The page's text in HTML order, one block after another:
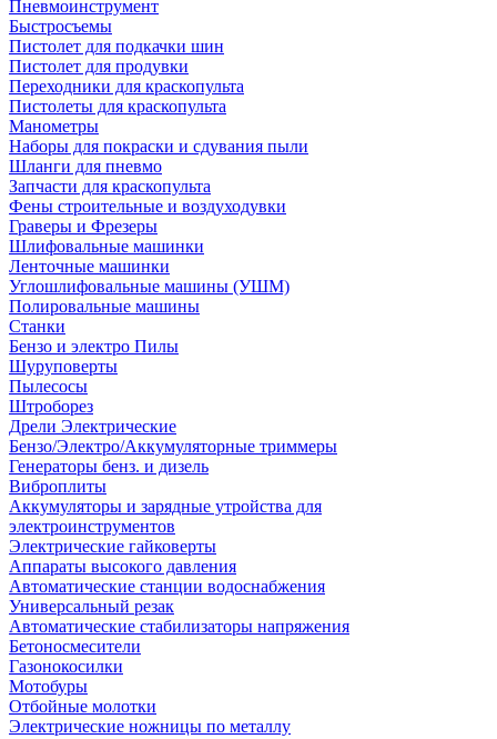
Пневмоинструмент
Быстросъемы
Пистолет для подкачки шин
Пистолет для продувки
Переходники для краскопульта
Пистолеты для краскопульта
Манометры
Наборы для покраски и сдувания пыли
Шланги для пневмо
Запчасти для краскопульта
Фены строительные и воздуходувки
Граверы и Фрезеры
Шлифовальные машинки
Ленточные машинки
Углошлифовальные машины (УШМ)
Полировальные машины
Станки
Бензо и электро Пилы
Шуруповерты
Пылесосы
Штроборез
Дрели Электрические
Бензо/Электро/Аккумуляторные триммеры
Генераторы бенз. и дизель
Виброплиты
Аккумуляторы и зарядные утройства для
электроинструментов
Электрические гайковерты
Аппараты высокого давления
Автоматические станции водоснабжения
Универсальный резак
Автоматические стабилизаторы напряжения
Бетоносмесители
Газонокосилки
Мотобуры
Отбойные молотки
Электрические ножницы по металлу